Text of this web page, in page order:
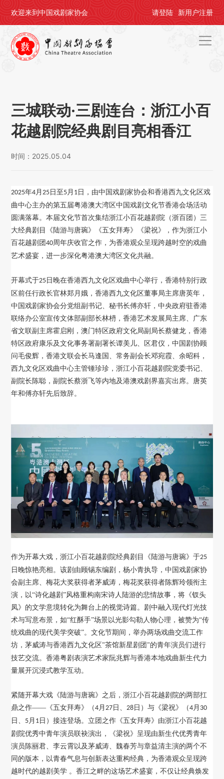
欢迎来到中国戏剧家协会 请登陆 新用户注册
首页
剧协公告
戏剧活动
会员中心
评奖办节
人才培养
对外交流
三城联动·三剧连台：浙江小百
花越剧院经典剧目亮相香江
时间：2025.05.04
2025年4月25 日至 5月 1 日，由中国戏剧家协会和香港西九文化区戏
曲中心主办的第五届粤港澳大湾区中国戏剧文化节香港会场活动
圆满落幕。本届文化节首次集结浙江小百花越剧院（浙百团）三
大经典剧目《陆游与唐琬》《五女拜寿》《梁祝》，作为浙江小
百花越剧团40周年庆收官之作，为香港观众呈现跨越时空的戏曲
艺术盛宴，进一步深化粤港澳大湾区文化共融。
开幕式于25 日晚在香港西九文化区戏曲中心举行，香港特别行政
区前任行政长官林郑月娥，香港西九文化区董事局主席唐英年，
中国戏剧家协会分党组副书记、秘书长傅亦轩，中央政府驻香港
联络办公室宣传文体部副部长林枬，香港艺术发展局主席、广东
省文联副主席霍启刚，澳门特区政府文化局副局长蔡健龙，香港
特区政府康乐及文化事务署副署长谭美儿、区君仪，中国剧协顾
问毛俊辉，香港文联会长马逢国、常务副会长邓宛霞、余昭科，
西九文化区戏曲中心主管锺珍珍，浙江小百花越剧院党委书记、
副院长陈聪，副院长蔡浙飞等内地及港澳戏剧界嘉宾出席。唐英
年和傅亦轩先后致辞。
作为开幕大戏，浙江小百花越剧院经典剧目《陆游与唐琬》于25
日晚惊艳亮相。该剧由顾锡东编剧，杨小青执导，中国戏剧家协
会副主席、梅花大奖获得者茅威涛，梅花奖获得者陈辉玲领衔主
演，以“诗化越剧”风格重构南宋诗人陆游的悲情故事，将《钗头
凤》的文学意境转化为舞台上的视觉诗篇。剧中融入现代灯光技
术与写意布景，如“红酥手”场景以光影勾勒人物心理，被赞为“传
统戏曲的现代美学突破”。文化节期间，举办两场戏曲交流工作
坊，茅威涛与香港西九文化区"茶馆新星剧团 "的青年演员们进行
技艺交流。香港粤剧表演艺术家阮兆辉与香港本地戏曲新生代力
量展开沉浸式教学互动。
紧随开幕大戏《陆游与唐琬》之后，浙江小百花越剧院的两部扛
鼎之作——《五女拜寿》（4 月 27日、 28日）与《梁祝》（4 月 30
日、 5 月 1日）接连登场。立团之作《五女拜寿》由浙江小百花越
剧院优秀中青年演员联袂演出，《梁祝》呈现由新生代优秀青年
演员陈丽君、李云霄以及茅威涛、魏春芳与章益清主演的两个不
同的版本，以青春气息与创新表达重构经典，为香港观众呈现跨
越时代的越剧美学 。香江之畔的这场艺术盛宴，不仅让经典焕发